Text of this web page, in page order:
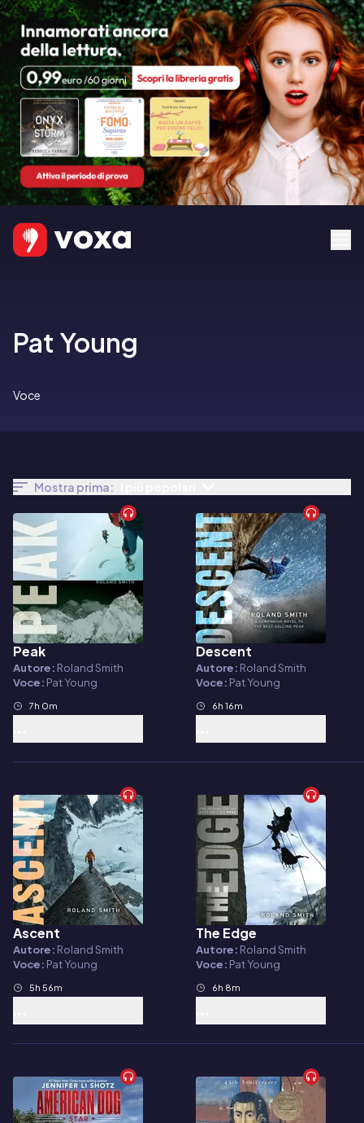
Pat Young
Voce
Mostra prima:
Audiolibro
Peak
Autore: Roland Smith
Voce: Pat Young
7h 0m
Audiolibro
Descent
Autore: Roland Smith
Voce: Pat Young
6h 16m
Audiolibro
Ascent
Autore: Roland Smith
Voce: Pat Young
5h 56m
Audiolibro
The Edge
Autore: Roland Smith
Voce: Pat Young
6h 8m